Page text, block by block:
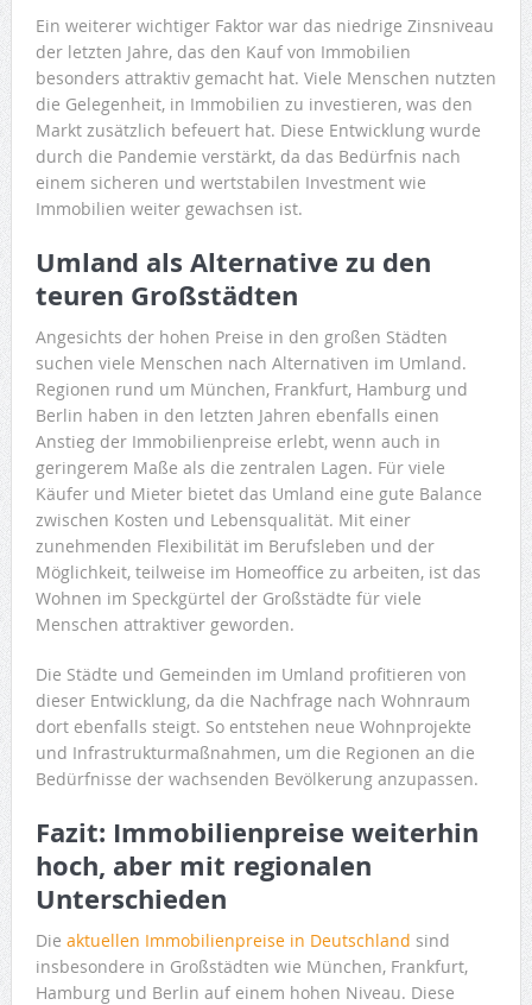
Ein weiterer wichtiger Faktor war das niedrige Zinsniveau
der letzten Jahre, das den Kauf von Immobilien
besonders attraktiv gemacht hat. Viele Menschen nutzten
die Gelegenheit, in Immobilien zu investieren, was den
Markt zusätzlich befeuert hat. Diese Entwicklung wurde
durch die Pandemie verstärkt, da das Bedürfnis nach
einem sicheren und wertstabilen Investment wie
Immobilien weiter gewachsen ist.
Umland als Alternative zu den
teuren Großstädten
Angesichts der hohen Preise in den großen Städten
suchen viele Menschen nach Alternativen im Umland.
Regionen rund um München, Frankfurt, Hamburg und
Berlin haben in den letzten Jahren ebenfalls einen
Anstieg der Immobilienpreise erlebt, wenn auch in
geringerem Maße als die zentralen Lagen. Für viele
Käufer und Mieter bietet das Umland eine gute Balance
zwischen Kosten und Lebensqualität. Mit einer
zunehmenden Flexibilität im Berufsleben und der
Möglichkeit, teilweise im Homeoffice zu arbeiten, ist das
Wohnen im Speckgürtel der Großstädte für viele
Menschen attraktiver geworden.
Die Städte und Gemeinden im Umland profitieren von
dieser Entwicklung, da die Nachfrage nach Wohnraum
dort ebenfalls steigt. So entstehen neue Wohnprojekte
und Infrastrukturmaßnahmen, um die Regionen an die
Bedürfnisse der wachsenden Bevölkerung anzupassen.
Fazit: Immobilienpreise weiterhin
hoch, aber mit regionalen
Unterschieden
Die aktuellen Immobilienpreise in Deutschland sind
insbesondere in Großstädten wie München, Frankfurt,
Hamburg und Berlin auf einem hohen Niveau. Diese